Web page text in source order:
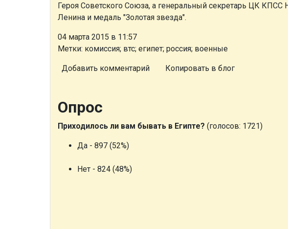
Героя Советского Союза, а генеральный секретарь ЦК
Ленина и медаль "Золотая звезда".
04 марта 2015 в 11:57
Метки: комиссия; втс; египет; россия; военные
Добавить комментарий Копировать в блог
Опрос
Приходилось ли вам бывать в Египте? (голосов: 1721)
Да - 897 (52%)
Нет - 824 (48%)